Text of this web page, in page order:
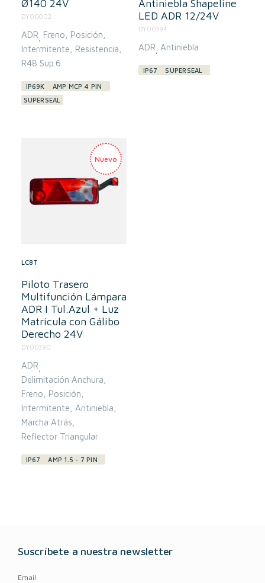
Ø140 24V
DY00002
ADR Freno
Posición
Intermitente
Resistencia
R48 Sup.6
IP69K
AMP MCP 4 PIN
SUPERSEAL
Antiniebla Shapeline
LED ADR 12/24V
DY00394
ADR Antiniebla
IP67 SUPERSEAL
LC8T
Piloto Trasero
Multifunción Lámpara
ADR I Tul.Azul + Luz
Matrícula con Gálibo
Derecho 24V
DY00390
ADR,
Delimitación Anchura
Freno
Posición
Intermitente Antiniebla
Marcha Atrás
Reflector Triangular
IP67 AMP 1.5 - 7 PIN
Suscríbete a nuestra newsletter
Email